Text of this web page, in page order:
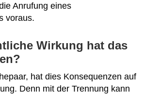
Anrufung eines
voraus.
Wirkung hat das
hat dies Konsequenzen auf
Denn mit der Trennung kann